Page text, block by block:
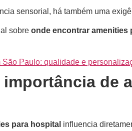
sensorial, há também uma
sobre onde encontrar amenities
São Paulo: qualidade e
importância de
para hospital influencia